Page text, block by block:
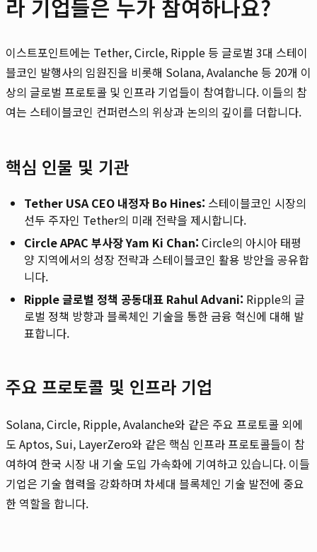
라 기업들은 누가 참여하나요?
이스트포인트에는 Tether, Circle, Ripple 등 글로벌 3대 스테이
블코인 발행사의 임원진을 비롯해 Solana, Avalanche 등 20개 이
상의 글로벌 프로토콜 및 인프라 기업들이 참여합니다. 이들의 참
여는 스테이블코인 컨퍼런스의 위상과 논의의 깊이를 더합니다.
핵심 인물 및 기관
Tether USA CEO 내정자 Bo Hines: 스테이블코인 시장의
선두 주자인 Tether의 미래 전략을 제시합니다.
Circle APAC 부사장 Yam Ki Chan: Circle의 아시아 태평
양 지역에서의 성장 전략과 스테이블코인 활용 방안을 공유합
니다.
Ripple 글로벌 정책 공동대표 Rahul Advani: Ripple의 글
로벌 정책 방향과 블록체인 기술을 통한 금융 혁신에 대해 발
표합니다.
주요 프로토콜 및 인프라 기업
Solana, Circle, Ripple, Avalanche와 같은 주요 프로토콜 외에
도 Aptos, Sui, LayerZero와 같은 핵심 인프라 프로토콜들이 참
여하여 한국 시장 내 기술 도입 가속화에 기여하고 있습니다. 이들
기업은 기술 협력을 강화하며 차세대 블록체인 기술 발전에 중요
한 역할을 합니다.